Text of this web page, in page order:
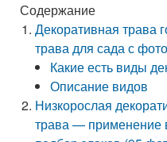
Содержание
Декоративная трава
трава для сада с
Какие есть виды
Описание видов
Низкорослая
трава — применение